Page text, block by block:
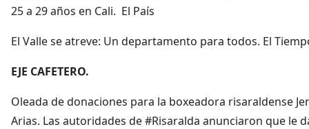
25 a 29 años en Cali. El País
El Valle se atreve: Un departamento para todos. El
EJE CAFETERO.
Oleada de donaciones para la boxeadora risaraldense
Arias. Las autoridades de #Risaralda anunciaron que le